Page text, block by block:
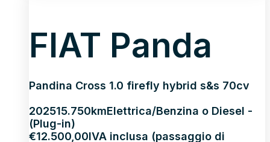
FIAT Panda
Pandina Cross 1.0 firefly hybrid s&s 70cv
202515.750kmElettrica/Benzina o Diesel -
(Plug-in)
€12.500,00IVA inclusa (passaggio di